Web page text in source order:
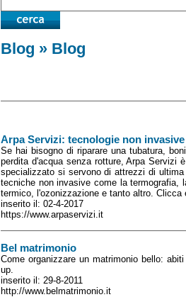
Blog » Blog
Arpa Servizi: tecnologie non
Se hai bisogno di riparare una tubatura,
perdita d'acqua senza rotture, Arpa Servizi
specializzato si servono di attrezzi di
tecniche non invasive come la termografia,
termico, l'ozonizzazione e tanto altro. Clicca
inserito il: 02-4-2017
https://www.arpaservizi.it
Bel matrimonio
Come organizzare un matrimonio bello:
up.
inserito il: 29-8-2011
http://www.belmatrimonio.it